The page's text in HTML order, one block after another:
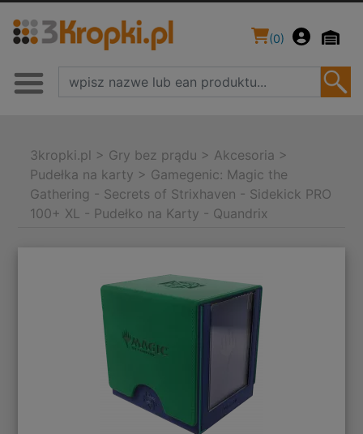
(0)
3kropki.pl > Gry bez prądu > Akcesoria >
Pudełka na karty > Gamegenic: Magic the
Gathering - Secrets of Strixhaven - Sidekick PRO
100+ XL - Pudełko na Karty - Quandrix